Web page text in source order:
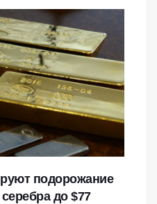
подорожание
до $77